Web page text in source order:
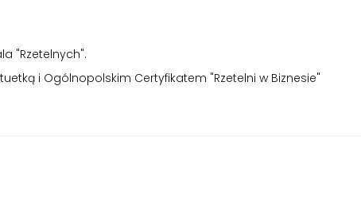
"Rzetelnych".
i Ogólnopolskim Certyfikatem "Rzetelni w Biznesie"